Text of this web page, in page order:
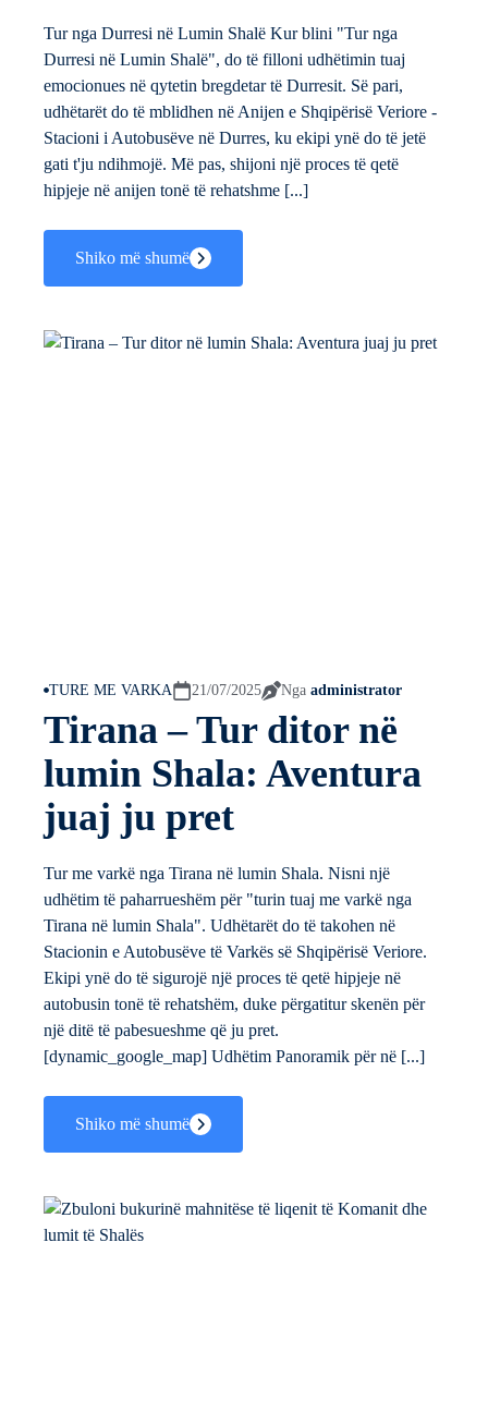
Tur nga Durresi në Lumin Shalë Kur blini "Tur nga
Durresi në Lumin Shalë", do të filloni udhëtimin tuaj
emocionues në qytetin bregdetar të Durresit. Së pari,
udhëtarët do të mblidhen në Anijen e Shqipërisë Veriore -
Stacioni i Autobusëve në Durres, ku ekipi ynë do të jetë
gati t'ju ndihmojë. Më pas, shijoni një proces të qetë
hipjeje në anijen tonë të rehatshme [...]
Shiko më shumë
TURE ME VARKA 21/07/2025 Nga administrator
Tirana – Tur ditor në
lumin Shala: Aventura
juaj ju pret
Tur me varkë nga Tirana në lumin Shala. Nisni një
udhëtim të paharrueshëm për "turin tuaj me varkë nga
Tirana në lumin Shala". Udhëtarët do të takohen në
Stacionin e Autobusëve të Varkës së Shqipërisë Veriore.
Ekipi ynë do të sigurojë një proces të qetë hipjeje në
autobusin tonë të rehatshëm, duke përgatitur skenën për
një ditë të pabesueshme që ju pret.
[dynamic_google_map] Udhëtim Panoramik për në [...]
Shiko më shumë